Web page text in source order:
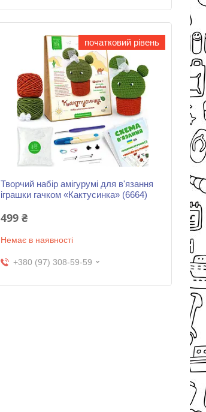
початковий рівень
Творчий набір амігурумі для в'язання
іграшки гачком «Кактусинка» (6664)
499 ₴
Немає в наявності
+380 (97) 308-59-59